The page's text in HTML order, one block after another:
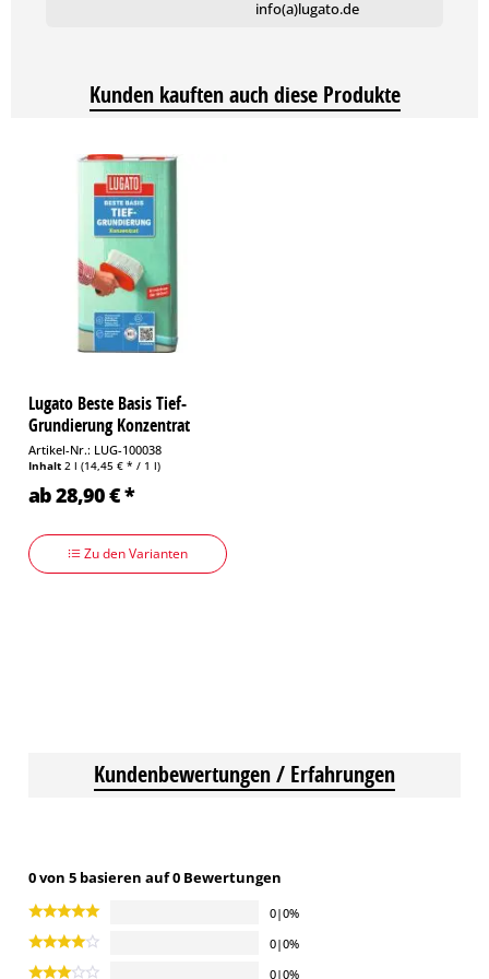
Holzböden mindestens 5 mm.
unterstützen, ggf. Stachelwalze zur schnelleren
Entlüftung verwenden. Frisches Flächen vor Zugluft und
direkter Sonnenbestahlung schützen.
Anmischen:
Rührwerkzeug in ca. 4,5 l sauberes Wasser einrühren. Nach 5
Minuten nochmals durchrühren.
Konsistenz:fließfähig, sirupartig. Nicht mehr als zwei Säcke
auf einmal anmischen. Masse innerhalb von 15-20 Minuten
Eimer für Eimer zügig hintereinander ausgießen zu können.
info(a)lugato.de
Kunden kauften auch diese Produkte
Lugato Beste Basis Tief-
Grundierung Konzentrat
Artikel-Nr.: LUG-100038
Inhalt 2 l (14,45 € * / 1 l)
ab 28,90 € *
Zu den Varianten
Kundenbewertungen / Erfahrungen
0 von 5 basieren auf 0 Bewertungen
0|0%
0|0%
0|0%